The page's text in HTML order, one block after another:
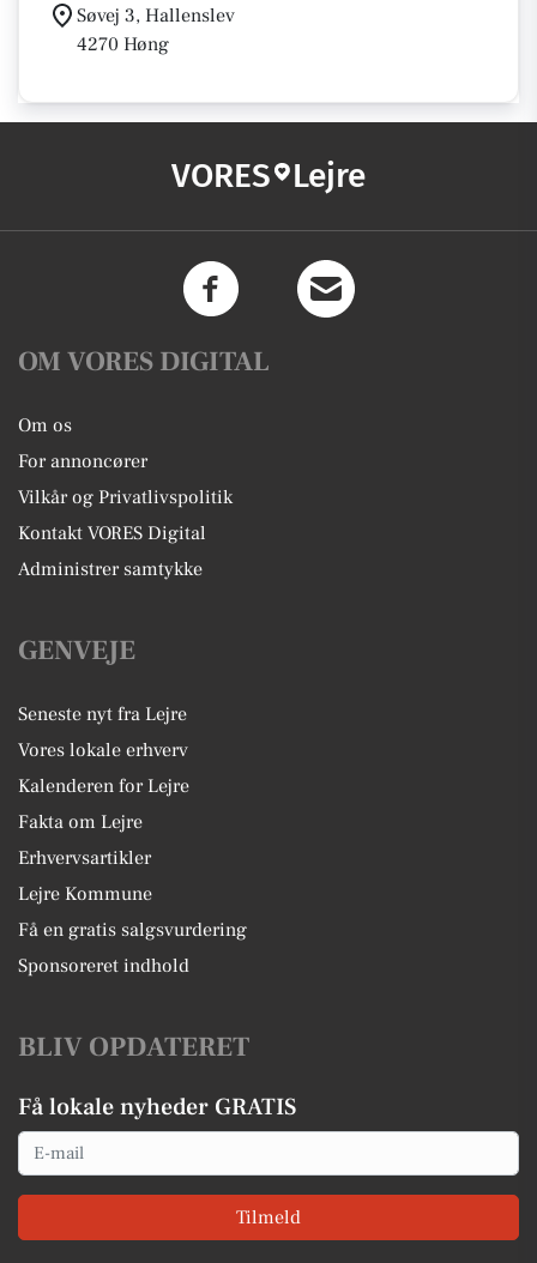
Søvej 3, Hallenslev
4270 Høng
VORES Lejre
OM VORES DIGITAL
Om os
For annoncører
Vilkår og Privatlivspolitik
Kontakt VORES Digital
Administrer samtykke
GENVEJE
Seneste nyt fra Lejre
Vores lokale erhverv
Kalenderen for Lejre
Fakta om Lejre
Erhvervsartikler
Lejre Kommune
Få en gratis salgsvurdering
Sponsoreret indhold
BLIV OPDATERET
Få lokale nyheder GRATIS
Email
Tilmeld